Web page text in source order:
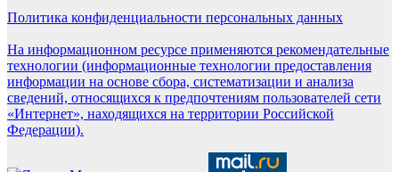
Политика конфиденциальности персональных данных
На информационном ресурсе применяются рекомендательные
технологии (информационные технологии предоставления
информации на основе сбора, систематизации и анализа
сведений, относящихся к предпочтениям пользователей сети
«Интернет», находящихся на территории Российской
Федерации).